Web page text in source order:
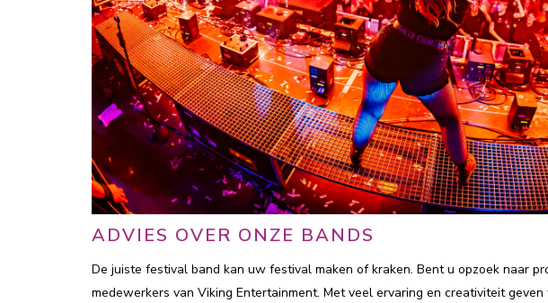
ADVIES OVER ONZE BANDS
De juiste festival band kan uw festival maken of kraken. Bent u opzoek naar
medewerkers van Viking Entertainment. Met veel ervaring en creativiteit